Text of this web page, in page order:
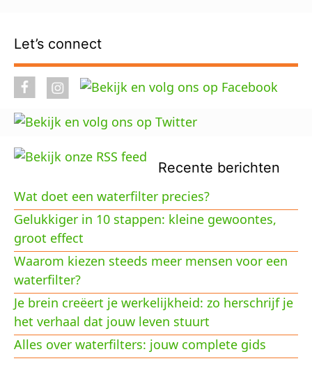
Let’s connect
Recente berichten
Wat doet een waterfilter precies?
Gelukkiger in 10 stappen: kleine gewoontes,
groot effect
Waarom kiezen steeds meer mensen voor een
waterfilter?
Je brein creëert je werkelijkheid: zo herschrijf je
het verhaal dat jouw leven stuurt
Alles over waterfilters: jouw complete gids